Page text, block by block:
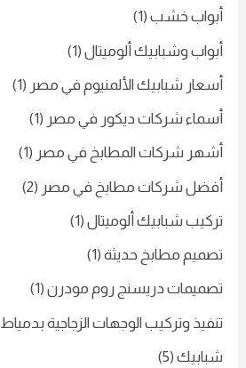
أبواب خشب (1)
أبواب وشبابيك ألوميتال (1)
أسعار شبابيك الألمنيوم في مصر (1)
أسماء شركات ديكور في مصر (1)
أشهر شركات المطابخ في مصر (1)
أفضل شركات مطابخ في مصر (2)
تركيب شبابيك ألوميتال (1)
تصميم مطابخ حديثة (1)
تصميمات دريسنج روم مودرن (1)
تنفيذ وتركيب الوجهات الزجاجية بدمياط
شبابيك (5)